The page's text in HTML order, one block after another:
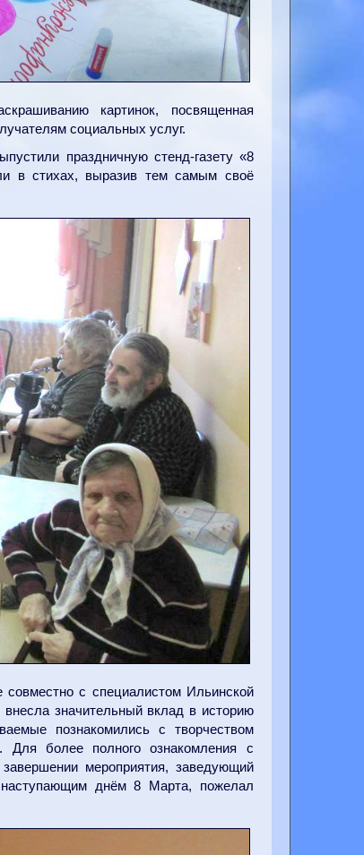
картинок, посвященная
социальных услуг.
праздничную стенд-газету «8
в стихах, выразив тем самым своё
с специалистом Ильинской
значительный вклад в историю
познакомились с творчеством
более полного ознакомления с
мероприятия, заведующий
днём 8 Марта, пожелал